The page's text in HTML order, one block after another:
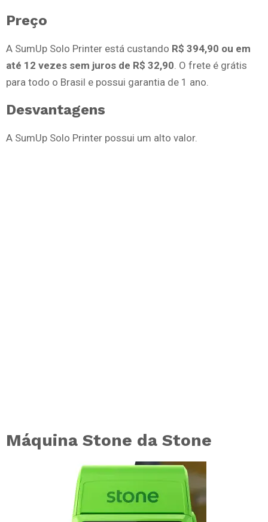
Preço
A SumUp Solo Printer está custando R$ 394,90 ou em
até 12 vezes sem juros de R$ 32,90. O frete é grátis
para todo o Brasil e possui garantia de 1 ano.
Desvantagens
A SumUp Solo Printer possui um alto valor.
Máquina Stone da Stone